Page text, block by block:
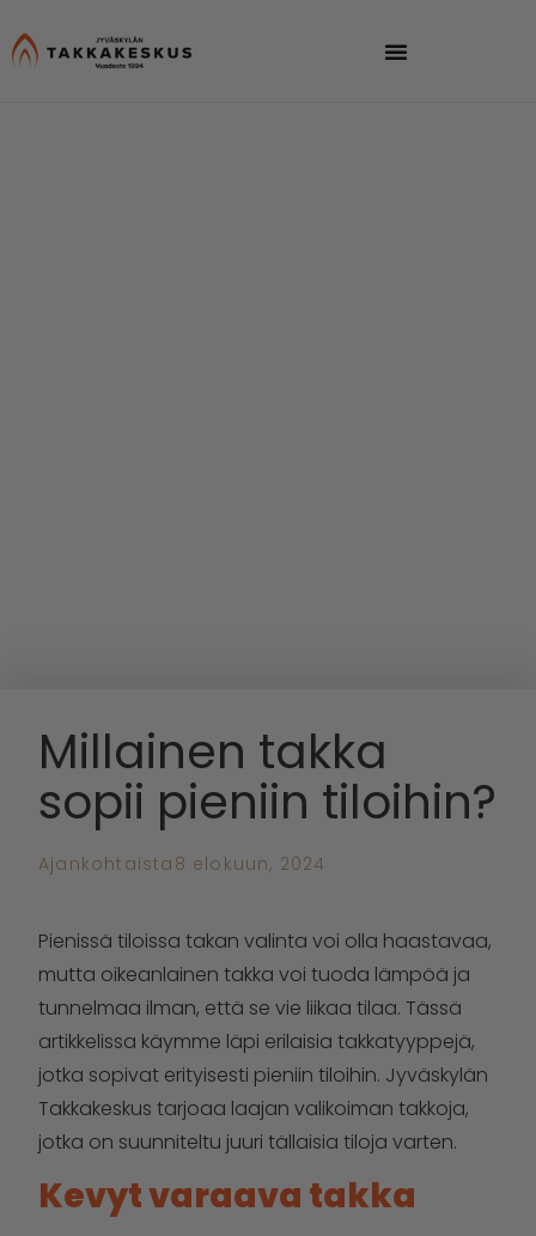
Millainen takka
sopii pieniin tiloihin?
Ajankohtaista 8 elokuun, 2024
Pienissä tiloissa takan valinta voi olla haastavaa,
mutta oikeanlainen takka voi tuoda lämpöä ja
tunnelmaa ilman, että se vie liikaa tilaa. Tässä
artikkelissa käymme läpi erilaisia takkatyyppejä,
jotka sopivat erityisesti pieniin tiloihin. Jyväskylän
Takkakeskus tarjoaa laajan valikoiman takkoja,
jotka on suunniteltu juuri tällaisia tiloja varten.
Kevyt varaava takka